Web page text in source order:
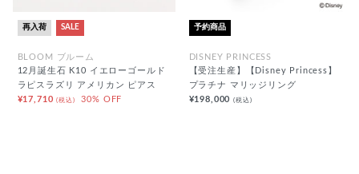
再入荷 SALE
BLOOM ブルーム
12月誕生石 K10 イエローゴールド
ラピスラズリ アメリカン ピアス
¥17,710(税込) 30% OFF
予約商品
DISNEY PRINCESS
【受注生産】【Disney Princess】
プラチナ マリッジリング
¥198,000(税込)